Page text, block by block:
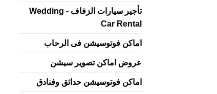
تأجير سيارات الزفاف - Wedding
Car Rental
اماكن فوتوسيشن فى الرحاب
عروض اماكن تصوير سيشن
اماكن فوتوسيشن حدائق وفنادق